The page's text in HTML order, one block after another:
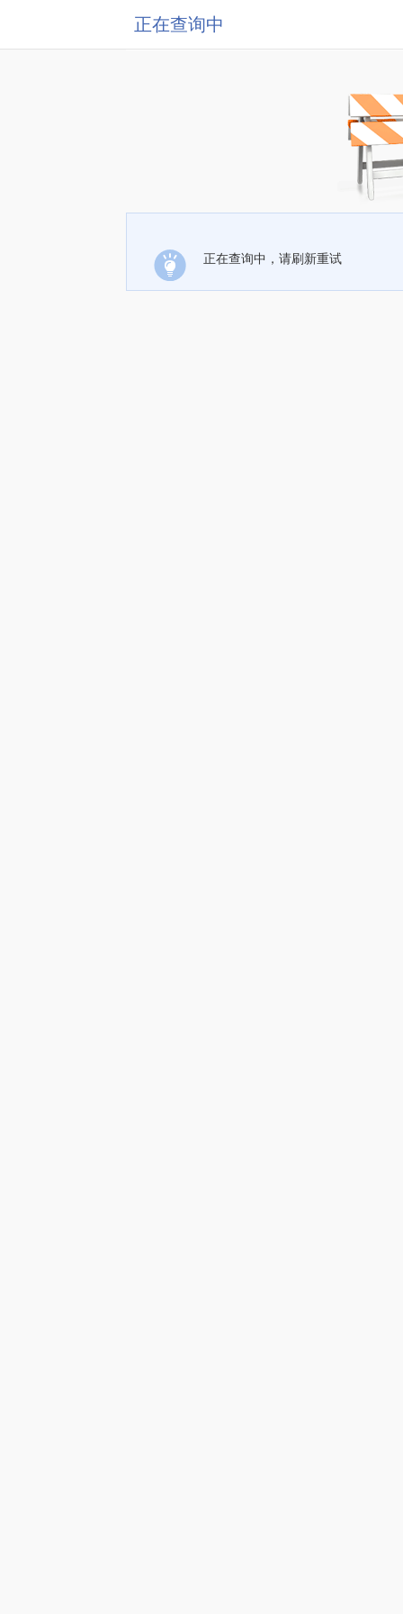
正在查询中
正在查询中，请刷新重试